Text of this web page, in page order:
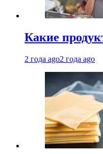
Какие
2 года ago2 года ago